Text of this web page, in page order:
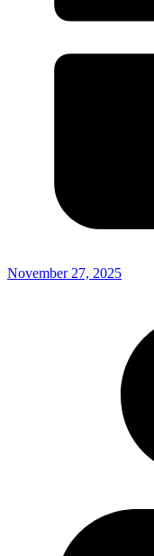
November 27, 2025